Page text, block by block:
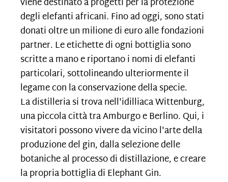
degli elefanti africani. Fino ad oggi, sono stati
donati oltre un milione di euro alle fondazioni
partner. Le etichette di ogni bottiglia sono
scritte a mano e riportano i nomi di elefanti
particolari, sottolineando ulteriormente il
legame con la conservazione della specie.
La distilleria si trova nell'idilliaca Wittenburg,
una piccola città tra Amburgo e Berlino. Qui, i
visitatori possono vivere da vicino l'arte della
produzione del gin, dalla selezione delle
botaniche al processo di distillazione, e creare
la propria bottiglia di Elephant Gin.